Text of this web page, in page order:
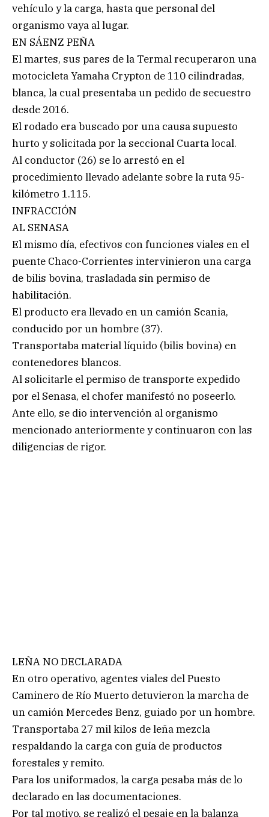
vehículo y la carga, hasta que personal del
organismo vaya al lugar.
EN SÁENZ PEÑA
El martes, sus pares de la Termal recuperaron una
motocicleta Yamaha Crypton de 110 cilindradas,
blanca, la cual presentaba un pedido de secuestro
desde 2016.
El rodado era buscado por una causa supuesto
hurto y solicitada por la seccional Cuarta local.
Al conductor (26) se lo arrestó en el
procedimiento llevado adelante sobre la ruta 95-
kilómetro 1.115.
INFRACCIÓN
AL SENASA
El mismo día, efectivos con funciones viales en el
puente Chaco-Corrientes intervinieron una carga
de bilis bovina, trasladada sin permiso de
habilitación.
El producto era llevado en un camión Scania,
conducido por un hombre (37).
Transportaba material líquido (bilis bovina) en
contenedores blancos.
Al solicitarle el permiso de transporte expedido
por el Senasa, el chofer manifestó no poseerlo.
Ante ello, se dio intervención al organismo
mencionado anteriormente y continuaron con las
diligencias de rigor.
LEÑA NO DECLARADA
En otro operativo, agentes viales del Puesto
Caminero de Río Muerto detuvieron la marcha de
un camión Mercedes Benz, guiado por un hombre.
Transportaba 27 mil kilos de leña mezcla
respaldando la carga con guía de productos
forestales y remito.
Para los uniformados, la carga pesaba más de lo
declarado en las documentaciones.
Por tal motivo, se realizó el pesaje en la balanza